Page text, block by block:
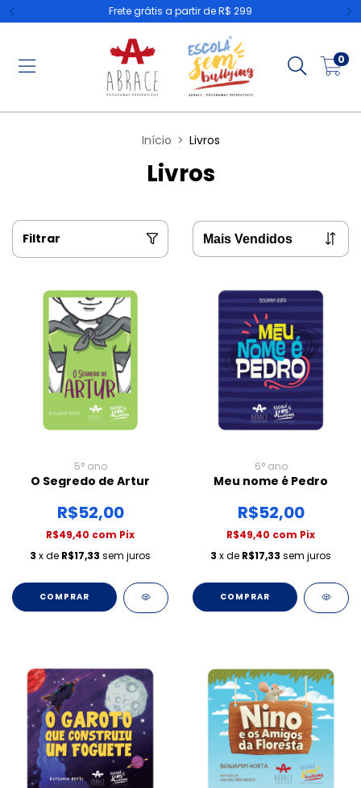
Frete grátis a partir de R$ 299
0
Início > Livros
Livros
Filtrar
5° ano
O Segredo de Artur
R$52,00
R$49,40 com Pix
3 x de R$17,33 sem juros
COMPRAR
6° ano
Meu nome é Pedro
R$52,00
R$49,40 com Pix
3 x de R$17,33 sem juros
COMPRAR